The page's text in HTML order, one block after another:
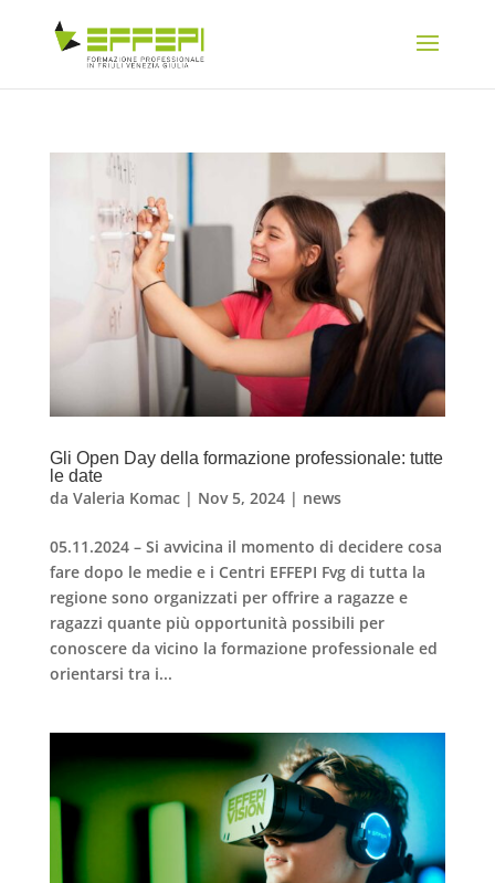
Gli Open Day della formazione professionale: tutte
le date
da Valeria Komac| Nov 5, 2024| news
05.11.2024 – Si avvicina il momento di decidere cosa
fare dopo le medie e i Centri EFFEPI Fvg di tutta la
regione sono organizzati per offrire a ragazze e
ragazzi quante più opportunità possibili per
conoscere da vicino la formazione professionale ed
orientarsi tra i...